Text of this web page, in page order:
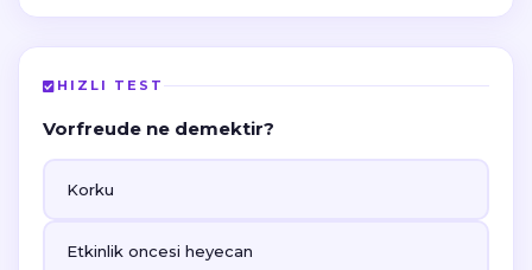
HIZLI TEST
Vorfreude ne demektir?
Korku
Etkinlik oncesi heyecan